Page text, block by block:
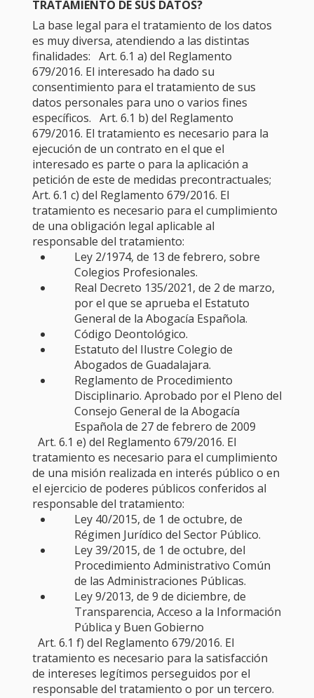
TRATAMIENTO DE SUS DATOS?
La base legal para el tratamiento de los datos
es muy diversa, atendiendo a las distintas
finalidades: Art. 6.1 a) del Reglamento
679/2016. El interesado ha dado su
consentimiento para el tratamiento de sus
datos personales para uno o varios fines
específicos. Art. 6.1 b) del Reglamento
679/2016. El tratamiento es necesario para la
ejecución de un contrato en el que el
interesado es parte o para la aplicación a
petición de este de medidas precontractuales;
Art. 6.1 c) del Reglamento 679/2016. El
tratamiento es necesario para el cumplimiento
de una obligación legal aplicable al
responsable del tratamiento:
Ley 2/1974, de 13 de febrero, sobre
Colegios Profesionales.
Real Decreto 135/2021, de 2 de marzo,
por el que se aprueba el Estatuto
General de la Abogacía Española.
Código Deontológico.
Estatuto del Ilustre Colegio de
Abogados de Guadalajara.
Reglamento de Procedimiento
Disciplinario. Aprobado por el Pleno del
Consejo General de la Abogacía
Española de 27 de febrero de 2009
Art. 6.1 e) del Reglamento 679/2016. El
tratamiento es necesario para el cumplimiento
de una misión realizada en interés público o en
el ejercicio de poderes públicos conferidos al
responsable del tratamiento:
Ley 40/2015, de 1 de octubre, de
Régimen Jurídico del Sector Público.
Ley 39/2015, de 1 de octubre, del
Procedimiento Administrativo Común
de las Administraciones Públicas.
Ley 9/2013, de 9 de diciembre, de
Transparencia, Acceso a la Información
Pública y Buen Gobierno
Art. 6.1 f) del Reglamento 679/2016. El
tratamiento es necesario para la satisfacción
de intereses legítimos perseguidos por el
responsable del tratamiento o por un tercero.